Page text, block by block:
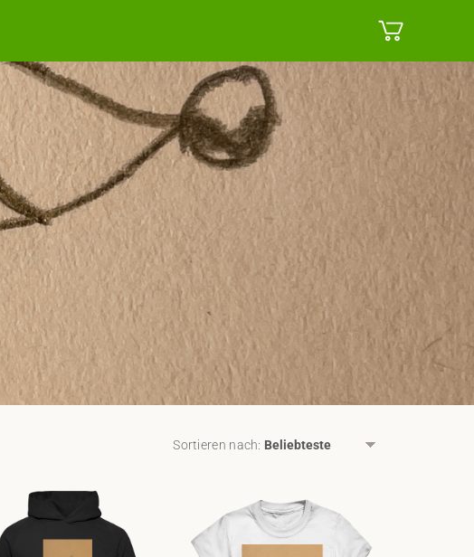
Sortieren nach: